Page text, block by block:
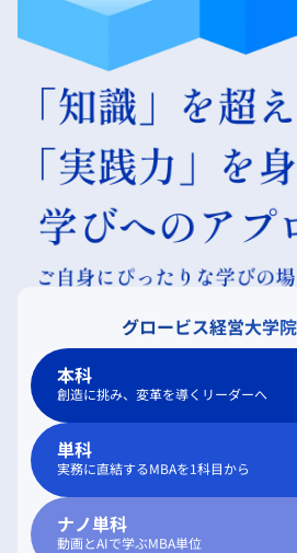
グロービス経営大学院
本科
創造に挑み、変革を導くリーダーへ
単科
実務に直結するMBAを1科目から
ナノ単科
動画とAIで学ぶMBA単位